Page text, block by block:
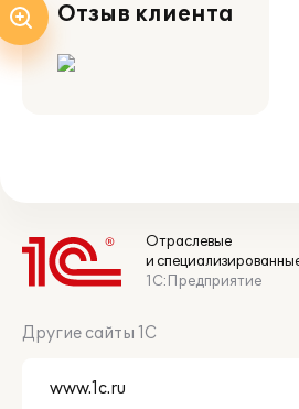
Отзыв клиента
Отраслевые
и
1С:Предприятие
Другие сайты 1С